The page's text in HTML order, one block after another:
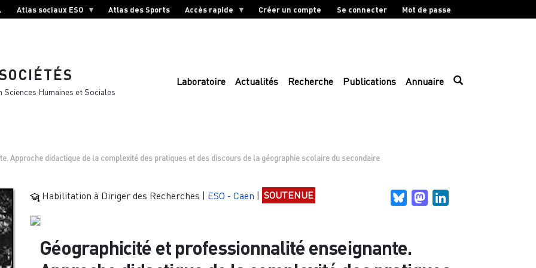
Atlas sociaux ESO Atlas des Sports Accès rapide Créer un compte Se connecter Mot de passe
Humaines et Sociales
Laboratoire Actualités Recherche Publications Annuaire
Approche didactique de la complexité des pratiques et des discours de la géographie scolaire du secondaire
Habilitation à Diriger des Recherches | ESO - Caen | SOUTENUE BlueskyMastodon
Géographicité et professionnalité enseignante.